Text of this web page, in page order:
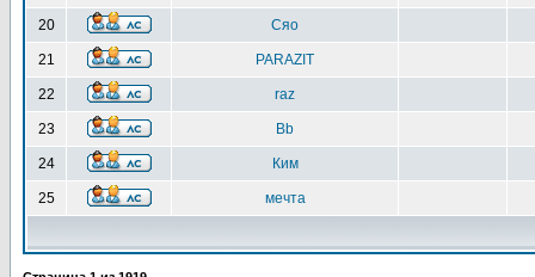
20 Сяо
21 PARAZIT
22 raz
23 Bb
24 Ким
25 мечта